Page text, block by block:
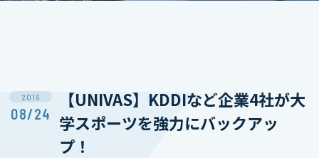
2019
08/24
【UNIVAS】KDDIなど企業4社が大
学スポーツを強力にバックアッ
プ！